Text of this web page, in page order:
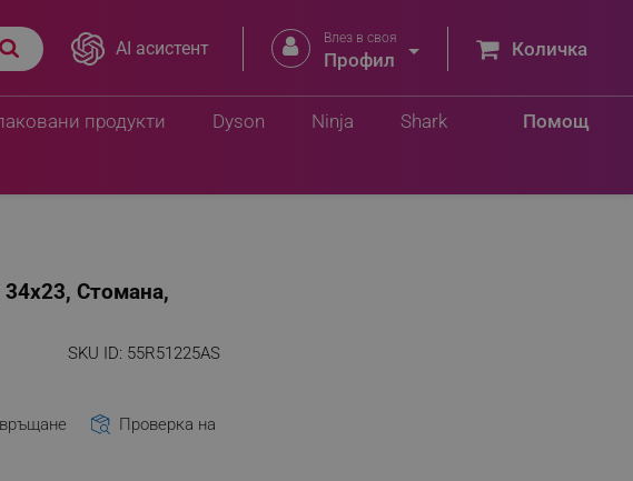
AI асистент  Влез в своя
Профил  Количка
продукти Помощ
Dyson Ninja Shark
34х23, Стомана,
SKU ID: 55R51225AS
Проверка на